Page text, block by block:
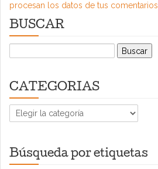
procesan los datos de tus comentarios.
BUSCAR
CATEGORIAS
CATEGORIAS
Búsqueda por etiquetas